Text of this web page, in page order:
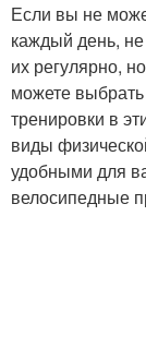
Если вы не
каждый день,
их регулярно,
можете
тренировки в
виды
удобными для
велосипедные